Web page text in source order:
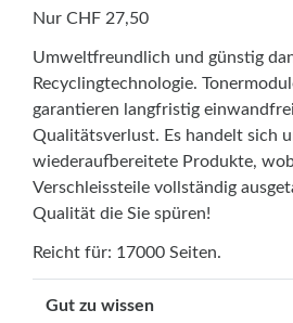
Nur CHF 27,50
Umweltfreundlich und günstig
Recyclingtechnologie.
garantieren langfristig
Qualitätsverlust. Es handelt sich
wiederaufbereitete Produkte,
Verschleissteile vollständig
Qualität die Sie spüren!
Reicht für: 17000 Seiten.
Gut zu wissen